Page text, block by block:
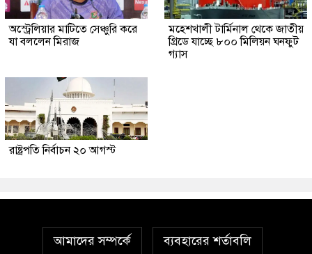
অস্ট্রেলিয়ার মাটিতে সেঞ্চুরি করে
যা বললেন মিরাজ
মহেশখালী টার্মিনাল থেকে জাতীয়
গ্রিডে যাচ্ছে ৮০০ মিলিয়ন ঘনফুট
গ্যাস
রাষ্ট্রপতি নির্বাচন ২০ আগস্ট
আমাদের সম্পর্কে ব্যবহারের শর্তাবলি